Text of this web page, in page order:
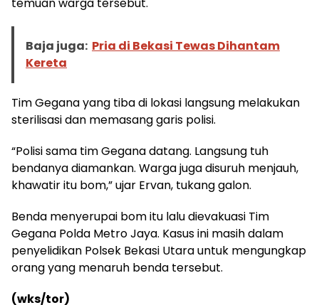
Baja juga: Pria di Bekasi Tewas Dihantam
Kereta
Tim Gegana yang tiba di lokasi langsung melakukan
sterilisasi dan memasang garis polisi.
“Polisi sama tim Gegana datang. Langsung tuh
bendanya diamankan. Warga juga disuruh menjauh,
khawatir itu bom,” ujar Ervan, tukang galon.
Benda menyerupai bom itu lalu dievakuasi Tim
Gegana Polda Metro Jaya. Kasus ini masih dalam
penyelidikan Polsek Bekasi Utara untuk mengungkap
orang yang menaruh benda tersebut.
(wks/tor)